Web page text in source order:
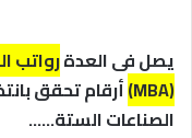
يصل فى العدةرواتب
(MBA)
أرقام تحقق
الصناعات الستة……